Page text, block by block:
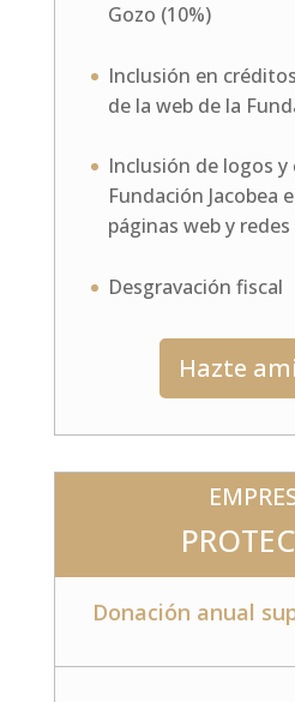
Gozo (10%)
Inclusión en
de la web de la
Inclusión de logos
Fundación Jacobea
páginas web y
Desgravación fiscal
Hazte
Donación anual